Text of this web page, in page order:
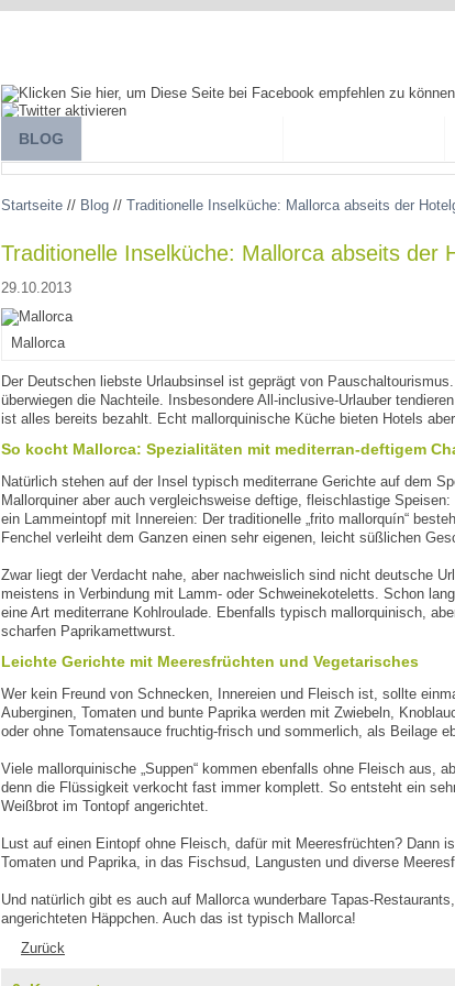
BLOG
Startseite // Blog // Traditionelle Inselküche: Mallorca abseits der
Traditionelle Inselküche: Mallorca abseits der
29.10.2013
Mallorca
Der Deutschen liebste Urlaubsinsel ist geprägt von
überwiegen die Nachteile. Insbesondere All-inclusive-Urlauber
ist alles bereits bezahlt. Echt mallorquinische Küche bieten Hotels
So kocht Mallorca: Spezialitäten mit mediterran-deftigem
Natürlich stehen auf der Insel typisch mediterrane Gerichte auf dem
Mallorquiner aber auch vergleichsweise deftige, fleischlastige
ein Lammeintopf mit Innereien: Der traditionelle „frito mallorquín“
Fenchel verleiht dem Ganzen einen sehr eigenen, leicht süßlichen
Zwar liegt der Verdacht nahe, aber nachweislich sind nicht deutsche
meistens in Verbindung mit Lamm- oder Schweinekoteletts. Schon
eine Art mediterrane Kohlroulade. Ebenfalls typisch mallorquinisch,
scharfen Paprikamettwurst.
Leichte Gerichte mit Meeresfrüchten und Vegetarisches
Wer kein Freund von Schnecken, Innereien und Fleisch ist, sollte
Auberginen, Tomaten und bunte Paprika werden mit Zwiebeln,
oder ohne Tomatensauce fruchtig-frisch und sommerlich, als Beilage
Viele mallorquinische „Suppen“ kommen ebenfalls ohne Fleisch aus,
denn die Flüssigkeit verkocht fast immer komplett. So entsteht ein
Weißbrot im Tontopf angerichtet.
Lust auf einen Eintopf ohne Fleisch, dafür mit Meeresfrüchten? Dann
Tomaten und Paprika, in das Fischsud, Langusten und diverse
Und natürlich gibt es auch auf Mallorca wunderbare Tapas-
angerichteten Häppchen. Auch das ist typisch Mallorca!
Zurück